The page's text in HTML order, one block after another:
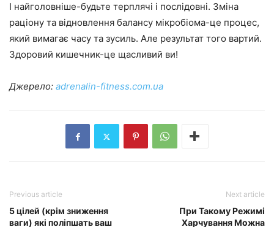
І найголовніше-будьте терплячі і послідовні. Зміна
раціону та відновлення балансу мікробіома-це процес,
який вимагає часу та зусиль. Але результат того вартий.
Здоровий кишечник-це щасливий ви!
Джерело: adrenalin-fitness.com.ua
Previous article
5 цілей (крім зниження
ваги) які поліпшать ваш
Next article
При Такому Режимі
Харчування Можна